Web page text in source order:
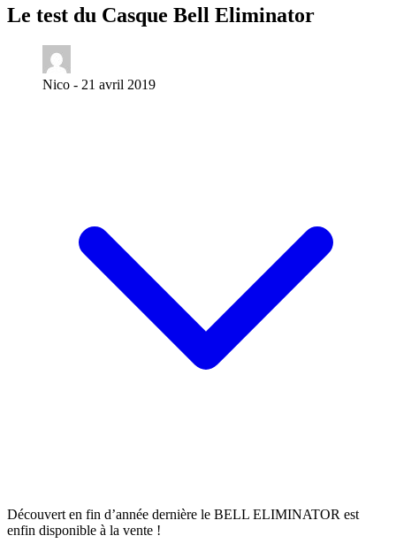
Le test du Casque Bell Eliminator
Nico - 21 avril 2019
Découvert en fin d’année dernière le BELL ELIMINATOR est
enfin disponible à la vente !